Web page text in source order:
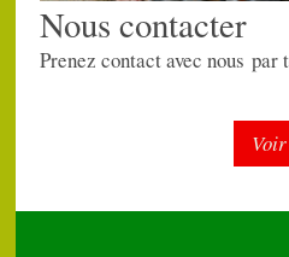
Nous contacter
Prenez contact avec nous
Voir